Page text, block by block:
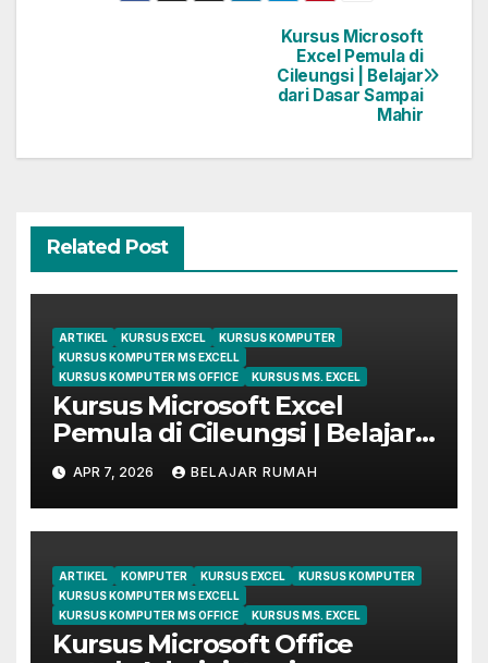
Kursus Microsoft
Excel Pemula di
Cileungsi | Belajar
dari Dasar Sampai
Mahir
Related Post
ARTIKEL KURSUS EXCEL
KURSUS KOMPUTER
KURSUS KOMPUTER MS EXCELL
KURSUS KOMPUTER MS OFFICE
KURSUS MS. EXCEL
Kursus Microsoft Excel
Pemula di Cileungsi | Belajar
dari Dasar Sampai Mahir
APR 7, 2026 BELAJAR RUMAH
ARTIKEL KOMPUTER KURSUS EXCEL
KURSUS KOMPUTER
KURSUS KOMPUTER MS EXCELL
KURSUS KOMPUTER MS OFFICE
KURSUS MS. EXCEL
Kursus Microsoft Office